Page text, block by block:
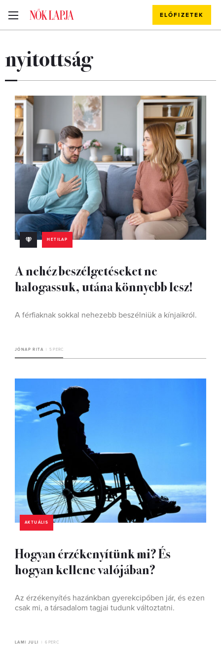
ELŐFIZETEK
nyitottság
HETILAP
A nehéz beszélgetéseket ne
halogassuk, utána könnyebb lesz!
A férfiaknak sokkal nehezebb beszélniük a kínjaikról.
JÓNAP RITA 5 PERC
AKTUÁLIS
Hogyan érzékenyítünk mi? És
hogyan kellene valójában?
Az érzékenyítés hazánkban gyerekcipőben jár, és ezen
csak mi, a társadalom tagjai tudunk változtatni.
LAMI JULI 6 PERC